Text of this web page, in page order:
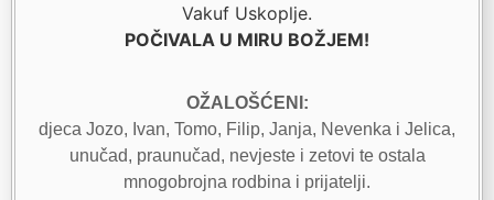
Vakuf Uskoplje.
POČIVALA U MIRU BOŽJEM!
OŽALOŠĆENI:
djeca Jozo, Ivan, Tomo, Filip, Janja, Nevenka i Jelica,
unučad, praunučad, nevjeste i zetovi te ostala
mnogobrojna rodbina i prijatelji.